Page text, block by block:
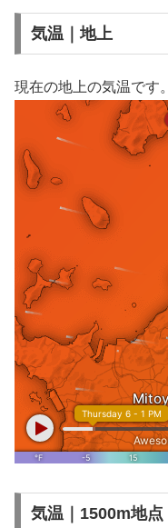
気温｜地上
現在の地上の気温です。
気温｜1500m地点